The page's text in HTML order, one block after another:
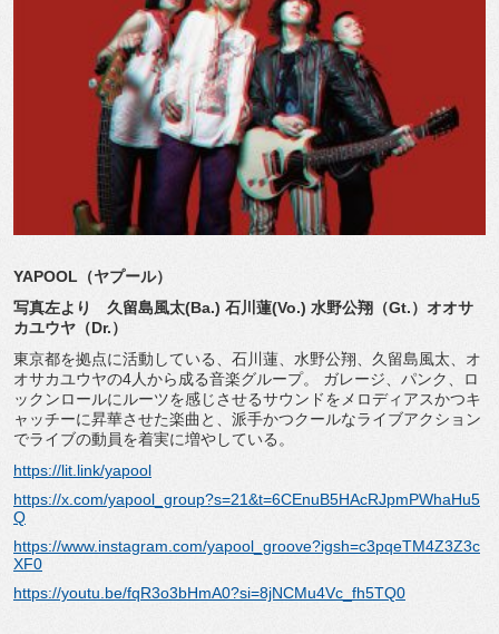
YAPOOL （ヤプール）
写真左より 久留島風太(Ba.) 石川蓮(Vo.) 水野公翔（Gt.）オオサ
カユウヤ（Dr.）
東京都を拠点に活動している、石川蓮、水野公翔、久留島風太、オ
オサカユウヤの4人から成る音楽グループ。 ガレージ、パンク、ロ
ックンロールにルーツを感じさせるサウンドをメロディアスかつキ
ャッチーに昇華させた楽曲と、派手かつクールなライブアクション
でライブの動員を着実に増やしている。
https://lit.link/yapool
https://x.com/yapool_group?s=21&t=6CEnuB5HAcRJpmPWhaHu5
Q
https://www.instagram.com/yapool_groove?igsh=c3pqeTM4Z3Z3c
XF0
https://youtu.be/fqR3o3bHmA0?si=8jNCMu4Vc_fh5TQ0